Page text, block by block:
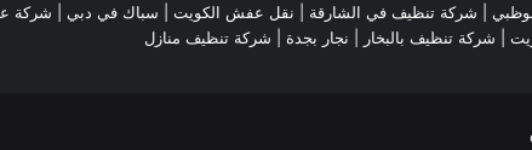
شركة تنظيف في الشارقة نقل عفش الكويت | سباك في دبي | شركة
شركة تنظيف بالبخار نجار بجدة شركة تنظيف منازل